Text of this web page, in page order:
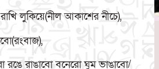
লুকিয়ে(নীল আকাশের নীচে),
রঙে রাঙাবো বনেরো ঘুম ভাঙাবো/